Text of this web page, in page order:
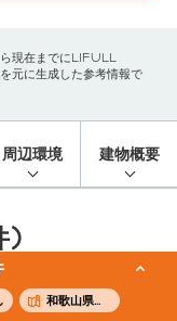
和歌山県和歌山市
ら現在までにLIFULL
元に生成した参考情報で
周辺環境 建物概要
)